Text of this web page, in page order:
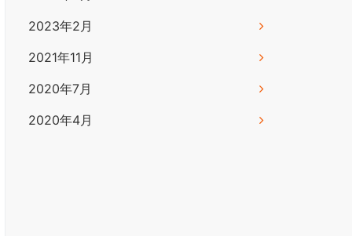
2023年2月
2021年11月
2020年7月
2020年4月